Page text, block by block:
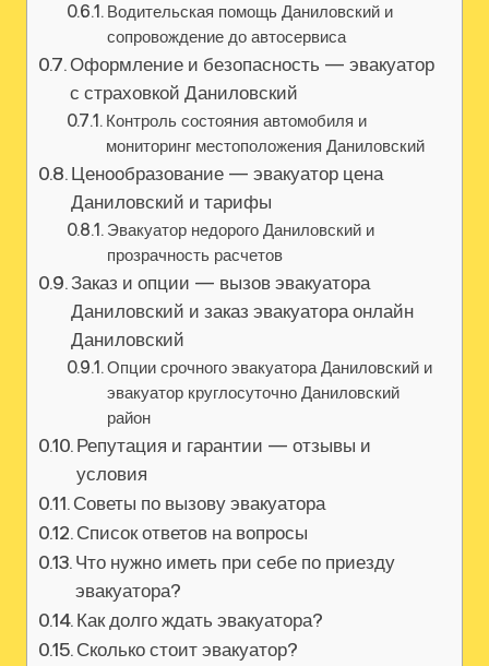
Водительская помощь Даниловский и
сопровождение до автосервиса
Оформление и безопасность — эвакуатор
с страховкой Даниловский
Контроль состояния автомобиля и
мониторинг местоположения Даниловский
Ценообразование — эвакуатор цена
Даниловский и тарифы
Эвакуатор недорого Даниловский и
прозрачность расчетов
Заказ и опции — вызов эвакуатора
Даниловский и заказ эвакуатора онлайн
Даниловский
Опции срочного эвакуатора Даниловский и
эвакуатор круглосуточно Даниловский
район
Репутация и гарантии — отзывы и
условия
Советы по вызову эвакуатора
Список ответов на вопросы
Что нужно иметь при себе по приезду
эвакуатора?
Как долго ждать эвакуатора?
Сколько стоит эвакуатор?